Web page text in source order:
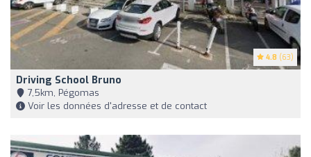
4.8 (63)
Driving School Bruno
7,5km, Pégomas
Voir les données d'adresse et de contact